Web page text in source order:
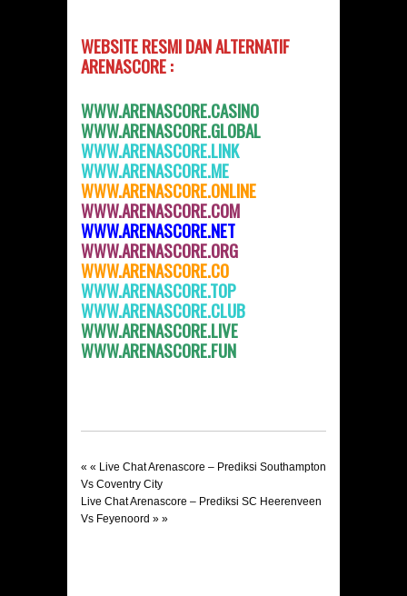
WEBSITE RESMI DANALTERNATIF
ARENASCORE :
WWW.ARENASCORE.CASINO
WWW.ARENASCORE.GLOBAL
WWW.ARENASCORE.LINK
WWW.ARENASCORE.ME
WWW.ARENASCORE.ONLINE
WWW.ARENASCORE.COM
WWW.ARENASCORE.NET
WWW.ARENASCORE.ORG
WWW.ARENASCORE.CO
WWW.ARENASCORE.TOP
WWW.ARENASCORE.CLUB
WWW.ARENASCORE.LIVE
WWW.ARENASCORE.FUN
« « Live Chat Arenascore – Prediksi Southampton
Vs Coventry City
Live Chat Arenascore – Prediksi SC Heerenveen
Vs Feyenoord » »